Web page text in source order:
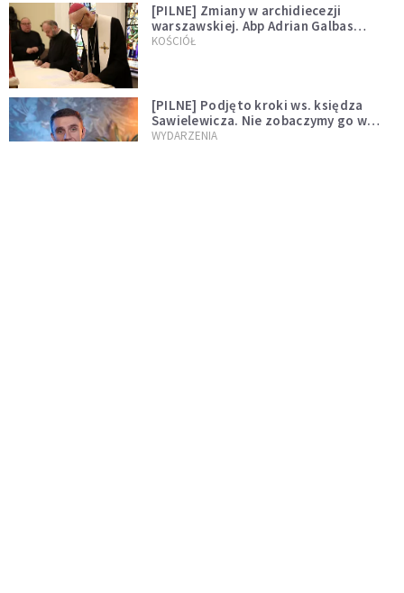
[PILNE] Zmiany w archidiecezji
warszawskiej. Abp Adrian Galbas
wręczył dekrety nowym proboszczom
KOŚCIÓŁ
[PILNE] Podjęto kroki ws. księdza
Sawielewicza. Nie zobaczymy go w
mediach
WYDARZENIA